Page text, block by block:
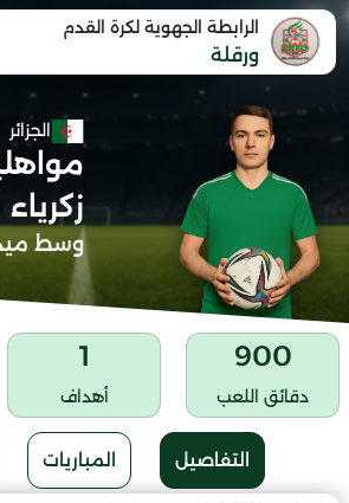
الرابطة الجهوية لكرة القدم
ورقلة
الجزائر
زكرياء
وسط
900
دقائق اللعب
1
أهداف
التفاصيل المباريات